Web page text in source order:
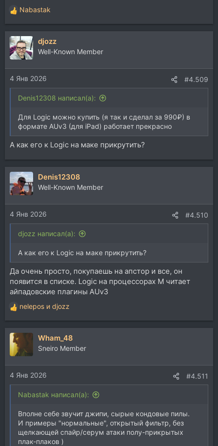
И примеры "нормальные", открытый фильтр, без
P/S Сам себе JP пока не ставил, запугали тут. Как он
на M1, не жилец ?
Airwave ничего против не имею ввиду, показалось,
что вполне.
синтедиты вроде говорили юзает).
Р
е
а
к
ц
и
и
:
Nabastak
djozz
Well-Known Member
4 Янв 2026 #4.509
Denis12308 написал(а):
Для Logic можно купить (я так и сделал за 990₽) в
формате AUv3 (для iPad) работает прекрасно
А как его к Logic на маке прикрутить?
Denis12308
Well-Known Member
4 Янв 2026 #4.510
djozz написал(а):
А как его к Logic на маке прикрутить?
Да очень просто, покупаешь на апстор и все, он
появится в списке. Logic на процессорах М читает
айпадовские плагины AUv3
Р
е
а
к
ц
и
и
:
nelepos и djozz
Wham_48
Sneiro Member
4 Янв 2026 #4.511
Nabastak написал(а):
Вполне себе звучит джипи, сырые кондовые пилы.
И примеры "нормальные", открытый фильтр, без
щелкающей спайр/серум атаки полу-прикрытых
плак-плаков )